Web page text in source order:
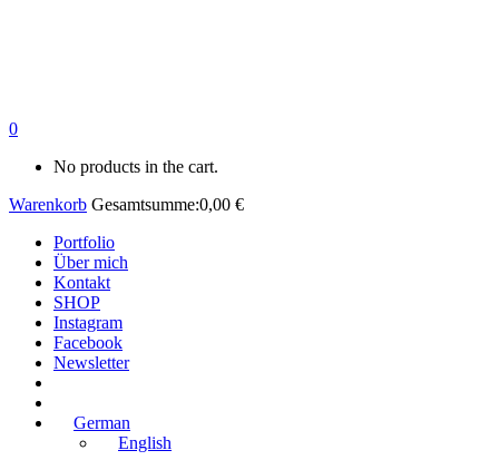
0
No products in the cart.
Warenkorb Gesamtsumme:0,00 €
Portfolio
Über mich
Kontakt
SHOP
Instagram
Facebook
Newsletter
German
English